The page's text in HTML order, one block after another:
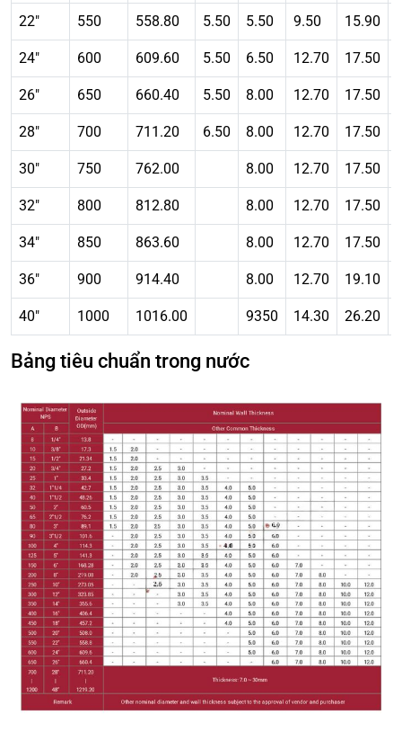
22″ 550 558.80 5.50 5.50 9.50 15.90
24″ 600 609.60 5.50 6.50 12.70 17.50
26″ 650 660.40 5.50 8.00 12.70 17.50
28″ 700 711.20 6.50 8.00 12.70 17.50
30″ 750 762.00 8.00 12.70 17.50
32″ 800 812.80 8.00 12.70 17.50
34″ 850 863.60 8.00 12.70 17.50
36″ 900 914.40 8.00 12.70 19.10
40″ 1000 1016.00 9350 14.30 26.20
Bảng tiêu chuẩn trong nước